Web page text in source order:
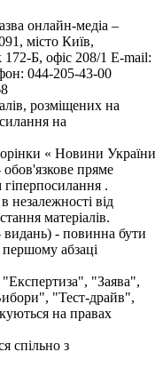
онлайн-медіа –
місто Київ,
Б, офіс 208/1 E-mail:
044-205-43-00
розміщених на
на
« Новини України
обов'язкове пряме
.
незалежності від
матеріалів.
видань) - повинна бути
абзаці
"Заява",
"Тест-драйв",
на правах
спільно з